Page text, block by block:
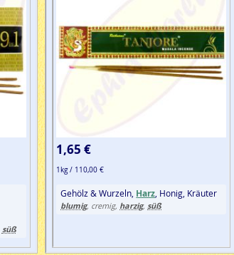
süß
1,65 €
1kg / 110,00 €
Gehölz & Wurzeln, Harz , Honig, Kräuter
blumig, cremig, harzig,süß